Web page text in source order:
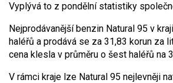
Vyplývá to z pondělní statistiky
Nejprodávanější benzin Natural 95 v
haléřů a prodává se za 31,83 korun za
cena klesla v průměru o šest haléřů na
V rámci kraje lze Natural 95 nejlevněji